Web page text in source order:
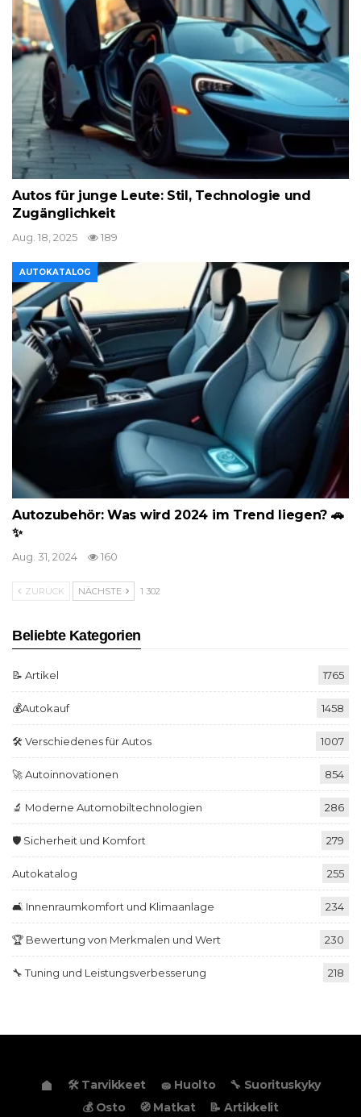
Autos für junge Leute: Stil, Technologie und
Zugänglichkeit
Aug. 18, 2025 189
AUTOKATALOG
Autozubehör: Was wird 2024 im Trend liegen? 🚗
✨
Aug. 31, 2024 160
ZURÜCK NÄCHSTE 1 302
Beliebte Kategorien
📝 Artikel 1765
💰Autokauf 1458
🛠️ Verschiedenes für Autos 1007
🚀 Autoinnovationen 854
🔬 Moderne Automobiltechnologien 286
🛡️ Sicherheit und Komfort 279
Autokatalog 255
🛋️ Innenraumkomfort und Klimaanlage 234
🏆 Bewertung von Merkmalen und Wert 230
🔧 Tuning und Leistungsverbesserung 218
🛠️ Tarvikkeet 🧽 Huolto
🔧 Suorituskyky
💰 Osto
🧭 Matkat 📝 Artikkelit